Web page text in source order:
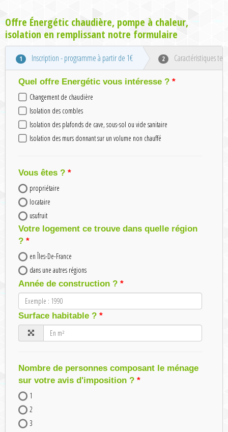
Offre Énergétic chaudière, pompe à chaleur,
isolation en remplissant notre formulaire
1 Inscription - programme à partir de 1€ 2 Caractéristiques
Quel offre Energétic vous intéresse ?
Changement de chaudière
Isolation des combles
Isolation des plafonds de cave, sous-sol ou vide sanitaire
Isolation des murs donnant sur un volume non chauffé
Vous êtes ?
propriétaire
locataire
usufruit
Votre logement ce trouve dans quelle région
?
en Îles-De-France
dans une autres régions
Année de construction ?
Surface habitable ?
Nombre de personnes composant le ménage
sur votre avis d'imposition ?
1
2
3